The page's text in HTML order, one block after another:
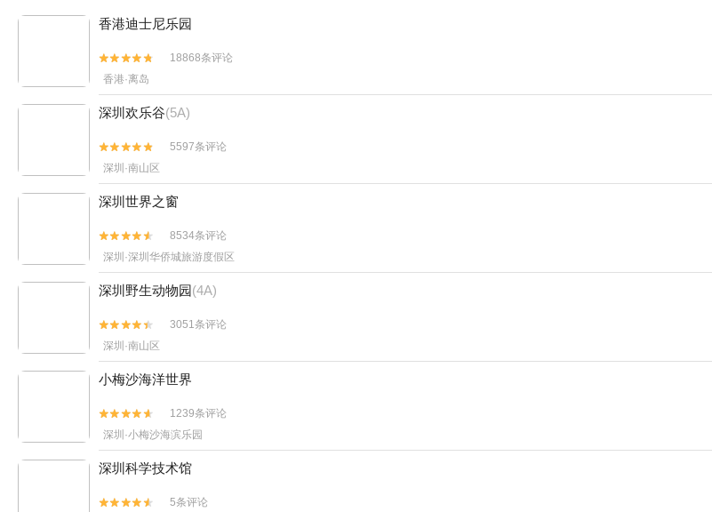
香港迪士尼乐园


18868条评论
香港·离岛
深圳欢乐谷(5A)


5597条评论
深圳·南山区
深圳世界之窗


8534条评论
深圳·深圳华侨城旅游度假区
深圳野生动物园(4A)


3051条评论
深圳·南山区
小梅沙海洋世界


1239条评论
深圳·小梅沙海滨乐园
深圳科学技术馆

 5条评论